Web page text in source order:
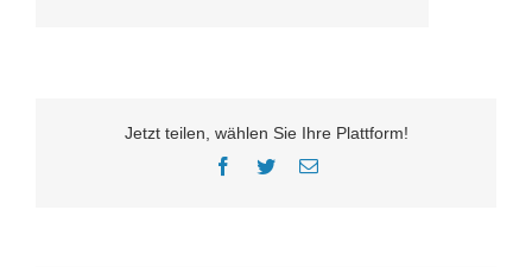
Jetzt teilen, wählen Sie Ihre Plattform!
Facebook
TwitterE-